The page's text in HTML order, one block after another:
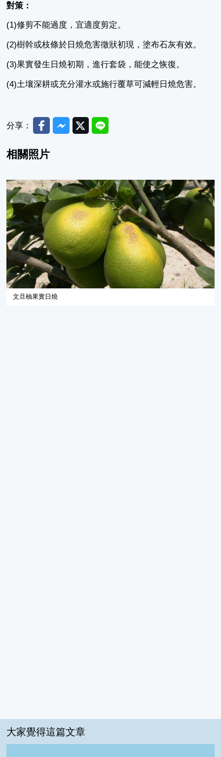
對策：
(1)修剪不能過度，宜適度剪定。
(2)樹幹或枝條於日燒危害徵狀初現，塗布石灰有效。
(3)果實發生日燒初期，進行套袋，能使之恢復。
(4)土壤深耕或充分灌水或施行覆草可減輕日燒危害。
分享： FacebookMessenger
TwitterLine
相關照片
文旦柚果實日燒
大家覺得這篇文章